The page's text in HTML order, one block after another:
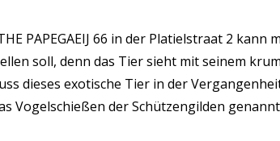
PAPEGAEIJ 66 in der Platielstraat 2 kann
soll, denn das Tier sieht mit seinem
dieses exotische Tier in der
Vogelschießen der Schützengilden